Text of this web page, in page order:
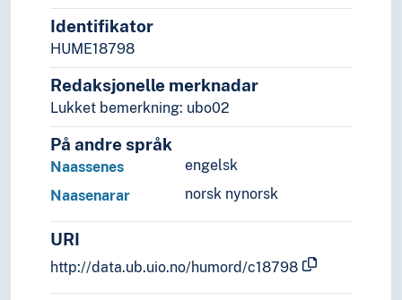
Identifikator
HUME18798
Redaksjonelle merknadar
Lukket bemerkning: ubo02
På andre språk
engelsk
Naassenes
norsk nynorsk
Naasenarar
URI
http://data.ub.uio.no/humord/c18798